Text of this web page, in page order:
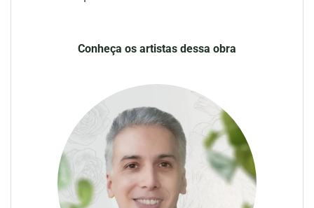
Conheça os artistas dessa obra